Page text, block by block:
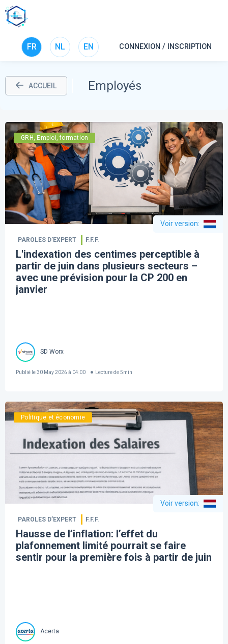
FR NL EN CONNEXION / INSCRIPTION
ACCUEIL Employés
GRH, Emploi, formation
Voir version:
PAROLES D’EXPERT F.F.F.
L'indexation des centimes perceptible à
partir de juin dans plusieurs secteurs –
avec une prévision pour la CP 200 en
janvier
SD Worx
Publié le30 May 2026 à 04:00 Lecture de 5min
Politique et économie
Voir version:
PAROLES D’EXPERT F.F.F.
Hausse de l’inflation: l’effet du
plafonnement limité pourrait se faire
sentir pour la première fois à partir de juin
Acerta